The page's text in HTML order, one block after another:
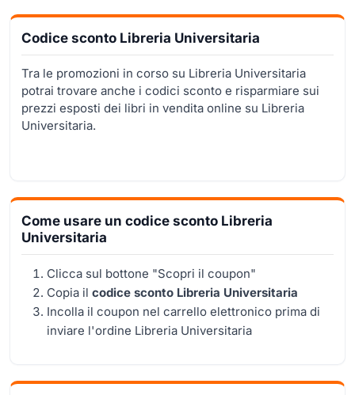
Codice sconto Libreria Universitaria
Tra le promozioni in corso su Libreria Universitaria
potrai trovare anche i codici sconto e risparmiare sui
prezzi esposti dei libri in vendita online su Libreria
Universitaria.
Come usare un codice sconto Libreria
Universitaria
Clicca sul bottone "Scopri il coupon"
Copia il codice sconto Libreria Universitaria
Incolla il coupon nel carrello elettronico prima di
inviare l'ordine Libreria Universitaria